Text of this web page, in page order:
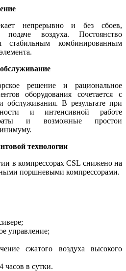
непрерывно и без сбоев,
подаче воздуха. Постоянство
стабильным комбинированным
решение и рациональное
оборудования сочетается с
обслуживания. В результате при
и интенсивной работе
и возможные простои
технологии
в компрессорах CSL снижено на
поршневыми компрессорами.
управление;
сжатого воздуха высокого
часов в сутки.